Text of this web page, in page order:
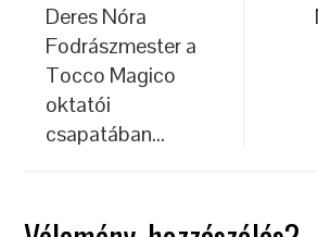
Deres Nóra
Fodrászmester a
Tocco Magico
oktatói
csapatában…